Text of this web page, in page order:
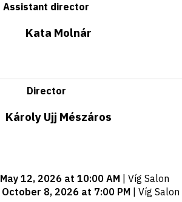
Assistant director
Kata Molnár
Director
Károly Ujj Mészáros
May 12, 2026 at 10:00 AM
Víg Salon
October 8, 2026 at 7:00 PM Víg Salon